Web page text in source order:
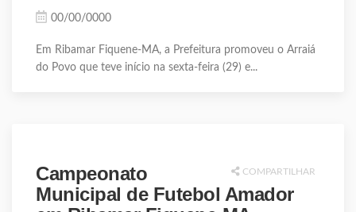
00/00/0000
Em Ribamar Fiquene-MA, a Prefeitura promoveu o Arraiá
do Povo que teve início na sexta-feira (29) e...
COMPARTILHAR
Campeonato
Municipal de Futebol Amador